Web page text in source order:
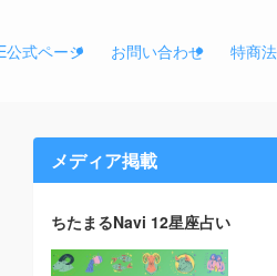
公式ページ お問い合わせ 特商
メディア掲載
ちたまるNavi 12星座占い